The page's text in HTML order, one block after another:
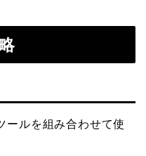
ールを組み合わせて使